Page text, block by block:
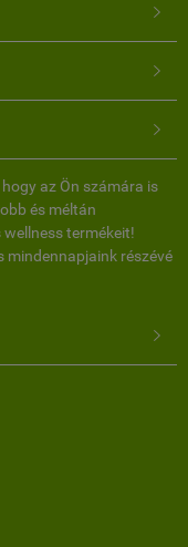



az Ön számára is
és méltán
wellness termékeit!
mindennapjaink részévé
